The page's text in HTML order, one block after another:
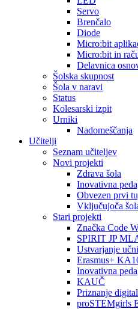
Servo
Brenčalo
Diode
Micro:bit
Micro:bit in
Delavnica
Šolska skupnost
Šola v naravi
Status
Kolesarski izpit
Urniki
Nadomeščanja
Učitelji
Seznam učiteljev
Novi projekti
Zdrava šola
Inovativna
Obvezen prvi
Vključujoča
Stari projekti
Značka Code
SPIRIT JP
Ustvarjanje
Erasmus+
Inovativna
KAUČ
Priznanje
proSTEMgirls